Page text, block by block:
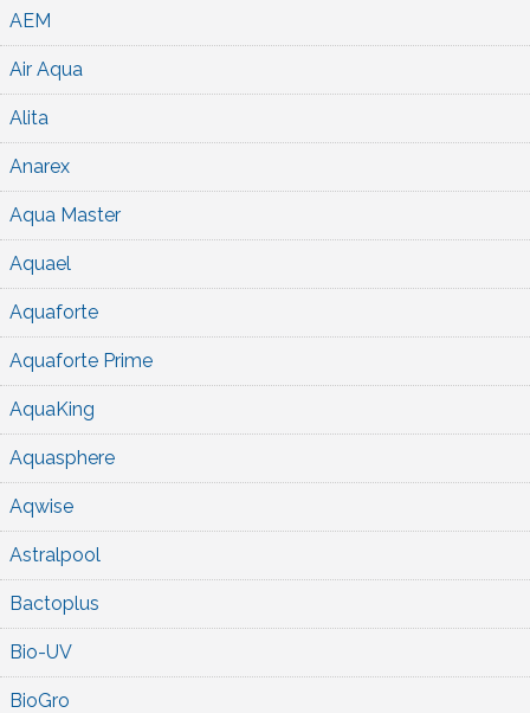
AEM
Air Aqua
Alita
Anarex
Aqua Master
Aquael
Aquaforte
Aquaforte Prime
AquaKing
Aquasphere
Aqwise
Astralpool
Bactoplus
Bio-UV
BioGro